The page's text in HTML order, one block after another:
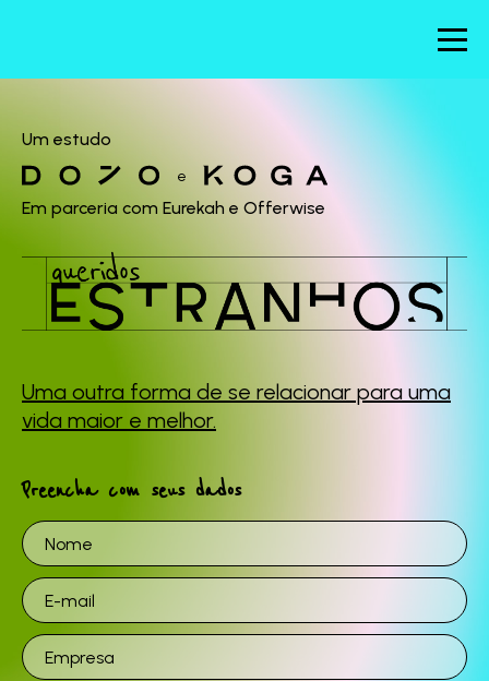
Um estudo
e
Em parceria com Eurekah e Offerwise
Uma outra forma de se relacionar para uma
vida maior e melhor.
Preencha com seus dados